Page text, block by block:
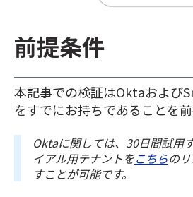
前提条件
本記事での検証はOktaおよび
をすでにお持ちであることを前
Oktaに関しては、30日間試用
イアル用テナントをこちらの
すことが可能です。